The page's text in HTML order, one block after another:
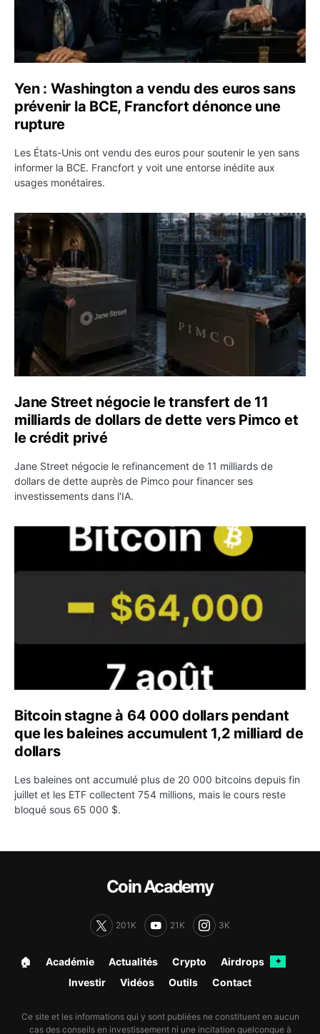
Yen : Washington a vendu des euros sans
prévenir la BCE, Francfort dénonce une
rupture
Les États-Unis ont vendu des euros pour soutenir le yen sans
informer la BCE. Francfort y voit une entorse inédite aux
usages monétaires.
Jane Street négocie le transfert de 11 milliards de
Jane Street négocie le transfert de 11
milliards de dollars de dette vers Pimco et
le crédit privé
Jane Street négocie le refinancement de 11 milliards de
dollars de dette auprès de Pimco pour financer ses
investissements dans l'IA.
Bitcoin stagne à 64 000 dollars pendant que les
Bitcoin stagne à 64 000 dollars pendant
que les baleines accumulent 1,2 milliard de
dollars
Les baleines ont accumulé plus de 20 000 bitcoins depuis fin
juillet et les ETF collectent 754 millions, mais le cours reste
bloqué sous 65 000 $.
Coin Academy
201K 21K 3K
🏠︎ Académie Actualités Crypto Airdrops ✦
Investir Vidéos Outils Contact
Ce site et les informations qui y sont publiées ne constituent en aucun
cas des conseils en investissement ni une incitation quelconque à